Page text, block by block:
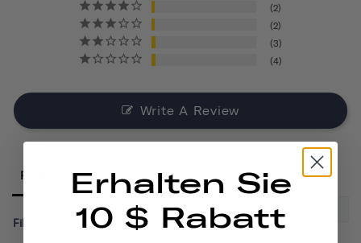
2
2
3
4
Write A Review
Reviews
Filter Reviews:
Erhalten Sie
10 $ Rabatt